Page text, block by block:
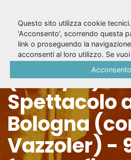
La
(1960/61) -
Spettacolo
Bologna
Vazzoler) -
Questo sito utilizza cookie
'Acconsento', scorrendo questa
link o proseguendo la
acconsenti al loro utilizzo. Se
Acconsento